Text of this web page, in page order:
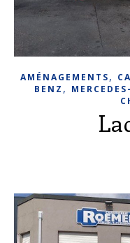
AMÉNAGEMENTS,
BENZ ,